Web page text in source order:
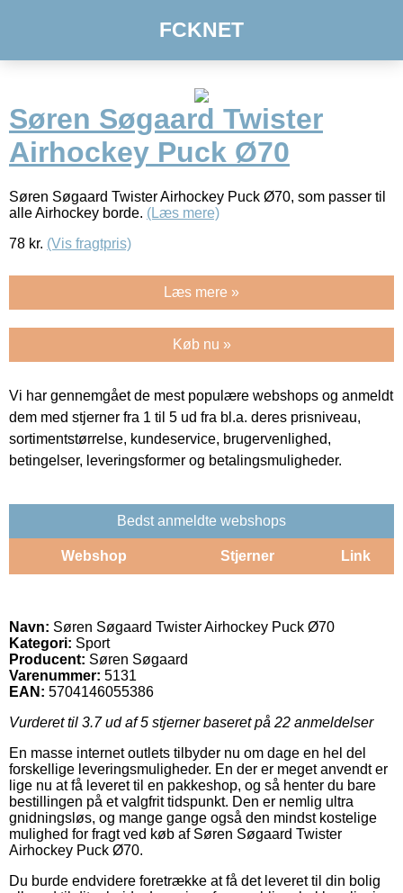
FCKNET
Søren Søgaard Twister
Airhockey Puck Ø70
Søren Søgaard Twister Airhockey Puck Ø70, som passer til
alle Airhockey borde. (Læs mere)
78 kr. (Vis fragtpris)
Læs mere »
Køb nu »
Vi har gennemgået de mest populære webshops og anmeldt
dem med stjerner fra 1 til 5 ud fra bl.a. deres prisniveau,
sortimentstørrelse, kundeservice, brugervenlighed,
betingelser, leveringsformer og betalingsmuligheder.
Bedst anmeldte webshops
Webshop Stjerner Link
Navn: Søren Søgaard Twister Airhockey Puck Ø70
Kategori: Sport
Producent: Søren Søgaard
Varenummer: 5131
EAN: 5704146055386
Vurderet til 3.7ud af 5 stjerner baseret på 22 anmeldelser
En masse internet outlets tilbyder nu om dage en hel del
forskellige leveringsmuligheder. En der er meget anvendt er
lige nu at få leveret til en pakkeshop, og så henter du bare
bestillingen på et valgfrit tidspunkt. Den er nemlig ultra
gnidningsløs, og mange gange også den mindst kostelige
mulighed for fragt ved køb af Søren Søgaard Twister
Airhockey Puck Ø70.
Du burde endvidere foretrække at få det leveret til din bolig